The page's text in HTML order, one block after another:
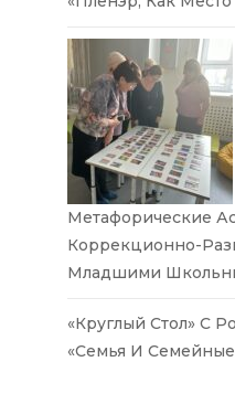
Метафорические
Коррекционно-
Младшими
«Круглый Стол» С
«Семья И